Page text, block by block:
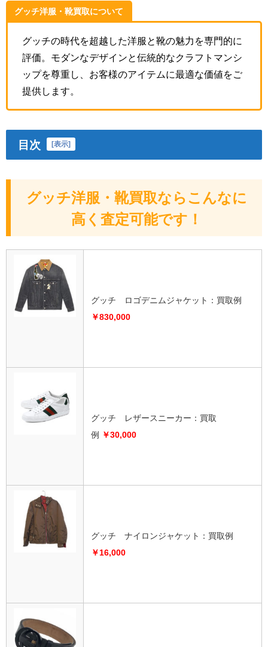
グッチ洋服・靴買取について
グッチの時代を超越した洋服と靴の魅力を専門的に
評価。モダンなデザインと伝統的なクラフトマンシ
ップを尊重し、お客様のアイテムに最適な価値をご
提供します。
目次 [表示]
グッチ洋服・靴買取ならこんなに
高く査定可能です！
グッチ ロゴデニム ジャケット
：買取例
￥830,000
グッチ レザースニーカー： 買取
例
￥30,000
グッチ ナイロンジャケット： 買取例
￥16,000